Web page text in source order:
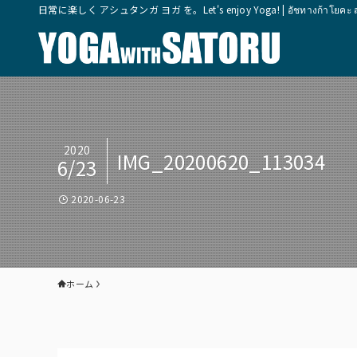
日常に楽しく アシュタンガ ヨガ を。Let's enjoy Yoga! | อัชทางก้าโย
IMG_20200620_113034
2020
6/23
2020-06-23
ホーム